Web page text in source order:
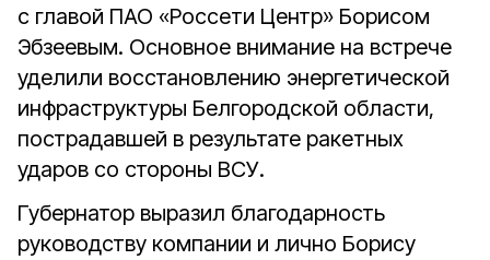
с главой ПАО «Россети Центр» Борисом
Эбзеевым. Основное внимание на встрече
уделили восстановлению энергетической
инфраструктуры Белгородской области,
пострадавшей в результате ракетных
ударов со стороны ВСУ.
Губернатор выразил благодарность
руководству компании и лично Борису